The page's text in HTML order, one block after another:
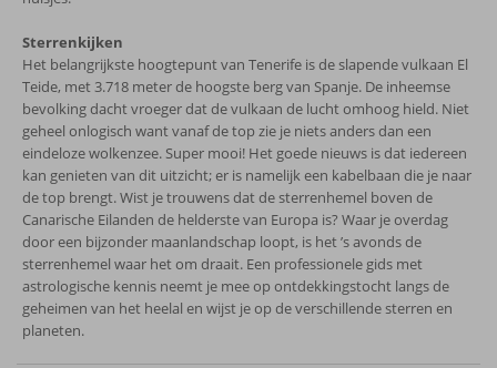
Sterrenkijken
Het belangrijkste hoogtepunt van Tenerife is de slapende vulkaan El
Teide, met 3.718 meter de hoogste berg van Spanje. De inheemse
bevolking dacht vroeger dat de vulkaan de lucht omhoog hield. Niet
geheel onlogisch want vanaf de top zie je niets anders dan een
eindeloze wolkenzee. Super mooi! Het goede nieuws is dat iedereen
kan genieten van dit uitzicht; er is namelijk een kabelbaan die je naar
de top brengt. Wist je trouwens dat de sterrenhemel boven de
Canarische Eilanden de helderste van Europa is? Waar je overdag
door een bijzonder maanlandschap loopt, is het ’s avonds de
sterrenhemel waar het om draait. Een professionele gids met
astrologische kennis neemt je mee op ontdekkingstocht langs de
geheimen van het heelal en wijst je op de verschillende sterren en
planeten.